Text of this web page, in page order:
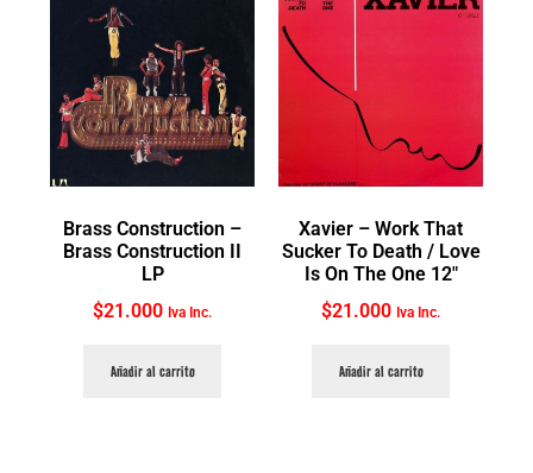
Brass Construction ‎–
Brass Construction II
LP
$21.000 Iva Inc.
Añadir al carrito
Xavier ‎– Work That
Sucker To Death / Love
Is On The One 12″
$21.000 Iva Inc.
Añadir al carrito